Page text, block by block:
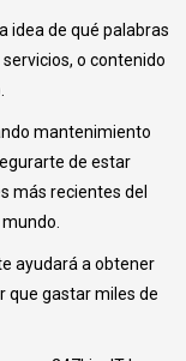
idea de qué palabras
o contenido
mantenimiento
de estar
más recientes del
ayudará a obtener
que gastar miles de